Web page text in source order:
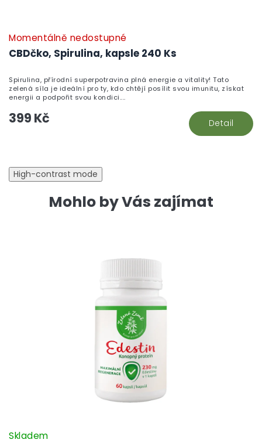
CBDčko, Spirulina, kapsle 240 Ks
Momentálně nedostupné
399 Kč Detail
Spirulina, přírodní superpotravina plná energie a vitality! Tato
zelená síla je ideální pro ty, kdo chtějí posílit svou imunitu, získat
energii a podpořit svou kondici....
High-contrast mode
Mohlo by Vás zajímat
Skladem